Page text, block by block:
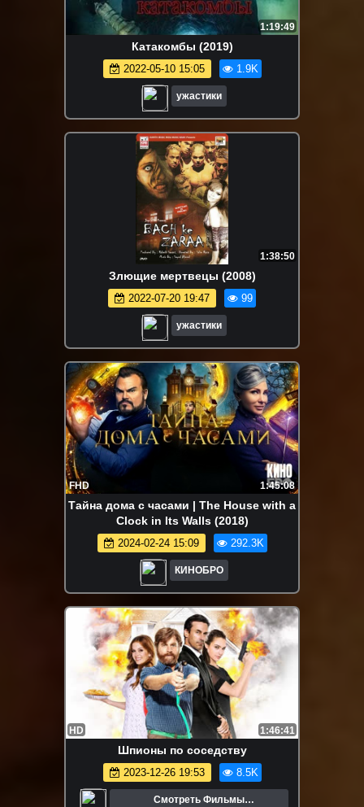
1:19:49
Катакомбы (2019)
2022-05-10 15:05 1.9K
ужастики
1:38:50
Злющие мертвецы (2008)
2022-07-20 19:47 99
ужастики
FHD 1:45:08
Тайна дома с часами | The House with a
Clock in Its Walls (2018)
2024-02-24 15:09 292.3K
КИНОБРО
HD 1:46:41
Шпионы по соседству
2023-12-26 19:53 8.5K
Смотреть Фильмы